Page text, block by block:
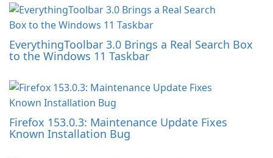
EverythingToolbar 3.0 Brings a Real Search Box
to the Windows 11 Taskbar
Firefox 153.0.3: Maintenance Update Fixes
Known Installation Bug